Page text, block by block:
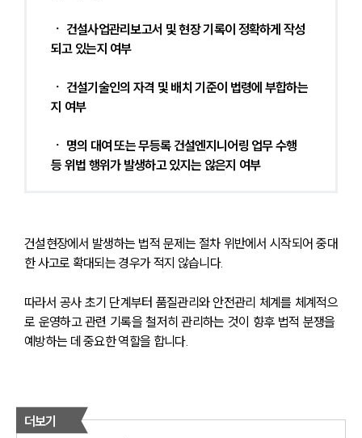
ㆍ 건설사업관리보고서 및 현장 기록이 정확하게 작성
되고 있는지 여부
ㆍ 건설기술인의 자격 및 배치 기준이 법령에 부합하는
지 여부
ㆍ 명의 대여 또는 무등록 건설엔지니어링 업무 수행
등 위법 행위가 발생하고 있지는 않은지 여부
건설현장에서 발생하는 법적 문제는 절차 위반에서 시작되어 중대
한 사고로 확대되는 경우가 적지 않습니다.
따라서 공사 초기 단계부터 품질관리와 안전관리 체계를 체계적으
로 운영하고 관련 기록을 철저히 관리하는 것이 향후 법적 분쟁을
예방하는 데 중요한 역할을 합니다.
더보기